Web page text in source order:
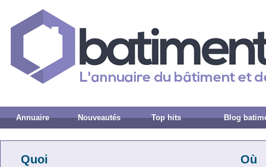
Annuaire Nouveautés Top hits Blog
Quoi Où